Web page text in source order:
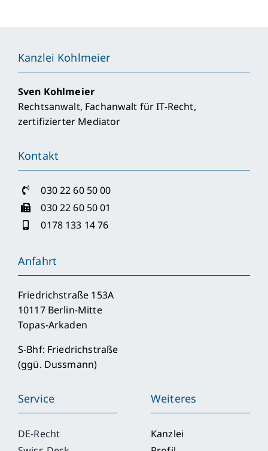
Kanzlei Kohlmeier
Sven Kohlmeier
Rechtsanwalt, Fachanwalt für IT-Recht,
zertifizierter Mediator
Kontakt
030 22 60 50 00
030 22 60 50 01
0178 133 14 76
Anfahrt
Friedrichstraße 153A
10117 Berlin-Mitte
Topas-Arkaden
S-Bhf: Friedrichstraße
(ggü. Dussmann)
Service
DE-Recht
Weiteres
Kanzlei